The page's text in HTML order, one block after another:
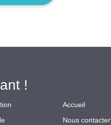
!
Accueil
Nous contacter